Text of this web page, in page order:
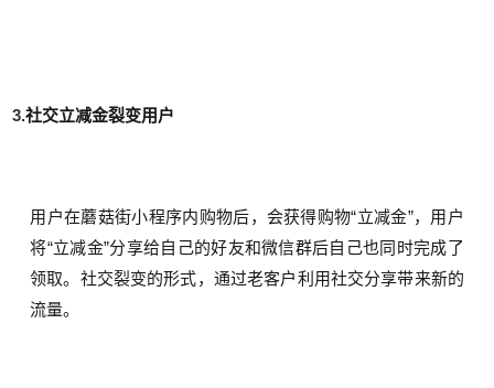
3.社交立减金裂变用户
用户在蘑菇街小程序内购物后，会获得购物“立减金”，用户
将“立减金”分享给自己的好友和微信群后自己也同时完成了
领取。社交裂变的形式，通过老客户利用社交分享带来新的
流量。